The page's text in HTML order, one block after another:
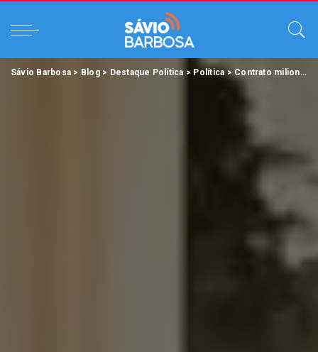
Sávio Barbosa > Blog> Destaque Política > Política> Contrato milionário